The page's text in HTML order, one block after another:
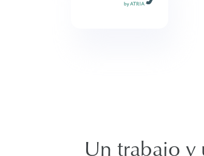
Un trabajo y